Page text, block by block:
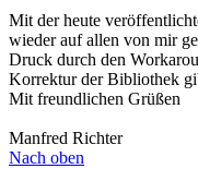
Mit der heute
wieder auf allen von mir
Druck durch den
Korrektur der Bibliothek
Mit freundlichen Grüßen
Manfred Richter
Nach oben